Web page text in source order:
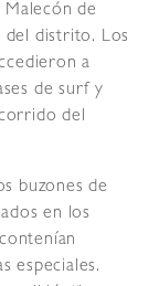
de
del distrito. Los
a
de surf y
del
buzones de
en los
especiales.